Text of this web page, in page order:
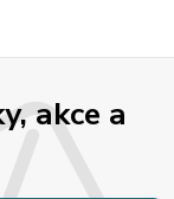
akce a